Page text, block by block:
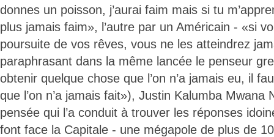
donnes un poisson, j’aurai faim mais si tu
plus jamais faim», l’autre par un Américain - «si
poursuite de vos rêves, vous ne les atteindrez
paraphrasant dans la même lancée le penseur
obtenir quelque chose que l’on n’a jamais eu, il
que l’on n’a jamais fait»), Justin Kalumba Mwana
pensée qui l’a conduit à trouver les réponses
font face la Capitale - une mégapole de plus de